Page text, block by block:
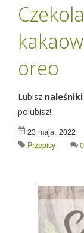
oreo
Lubisz naleśniki
polubisz!
23 maja, 2022
Przepisy